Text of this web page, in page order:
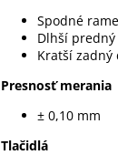
Spodné
Dlhší
Kratší zadný
Presnosť merania
± 0,10 mm
Tlačidlá